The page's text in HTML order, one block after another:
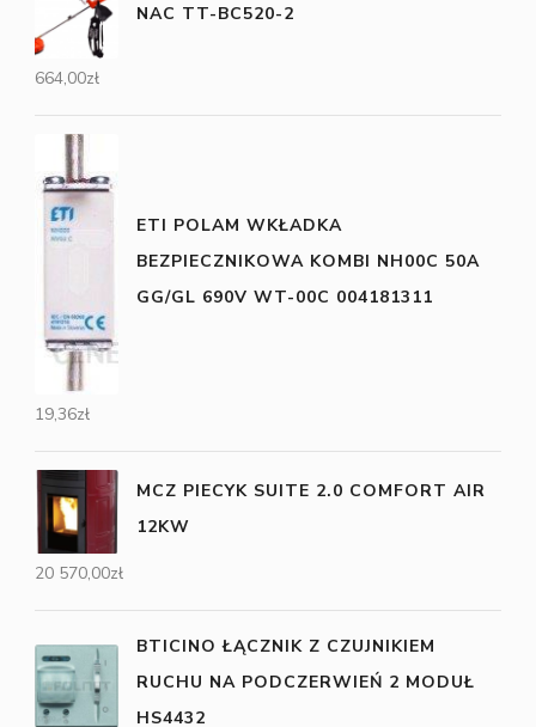
NAC TT-BC520-2
664,00zł
ETI POLAM WKŁADKA
BEZPIECZNIKOWA KOMBI NH00C 50A
GG/GL 690V WT-00C 004181311
19,36zł
MCZ PIECYK SUITE 2.0 COMFORT AIR
12KW
20 570,00zł
BTICINO ŁĄCZNIK Z CZUJNIKIEM
RUCHU NA PODCZERWIEŃ 2 MODUŁ
HS4432